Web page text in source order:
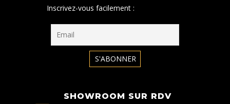
Inscrivez-vous facilement :
SHOWROOM SUR RDV